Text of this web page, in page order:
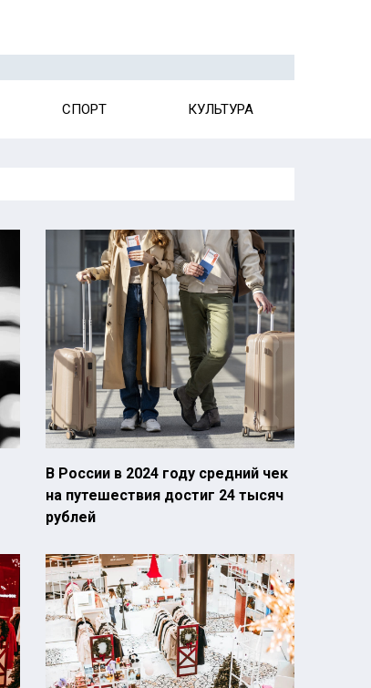
СПОРТ КУЛЬТУРА
В России в 2024 году средний чек
на путешествия достиг 24 тысяч
рублей